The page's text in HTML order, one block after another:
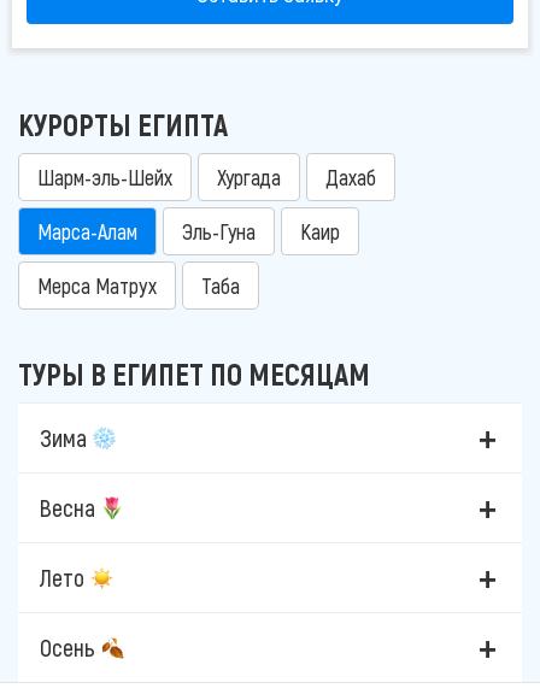
КУРОРТЫ ЕГИПТА
Шарм-эль-Шейх Хургада Дахаб
Марса-Алам Эль-Гуна Каир
Мерса Матрух Таба
ТУРЫ В ЕГИПЕТ ПО МЕСЯЦАМ
Зима
Весна
Лето
Осень